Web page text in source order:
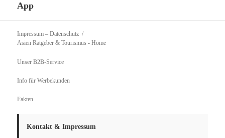
Beitrag:
App
Impressum – Datenschutz
Asien Ratgeber & Tourismus - Home
Unser B2B-Service
Info für Werbekunden
Fakten
Kontakt & Impressum